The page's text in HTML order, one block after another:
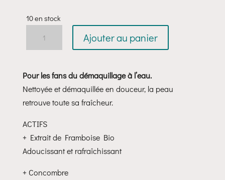
10 en stock
Jour
Coup
d’Eclat
Ajouter au panier
Pour les fans du démaquillage à l’eau.
Nettoyée et démaquillée en douceur, la peau
retrouve toute sa fraîcheur.
ACTIFS
+ Extrait de Framboise Bio
Adoucissant et rafraîchissant
+ Concombre